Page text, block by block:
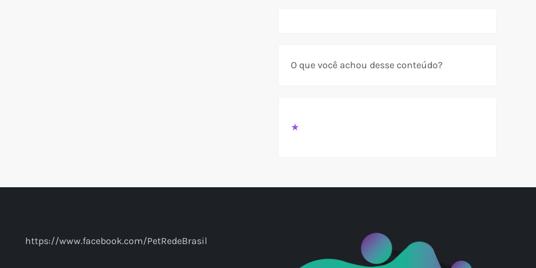
O que você achou desse conteúdo?
★
https://www.facebook.com/PetRedeBrasil